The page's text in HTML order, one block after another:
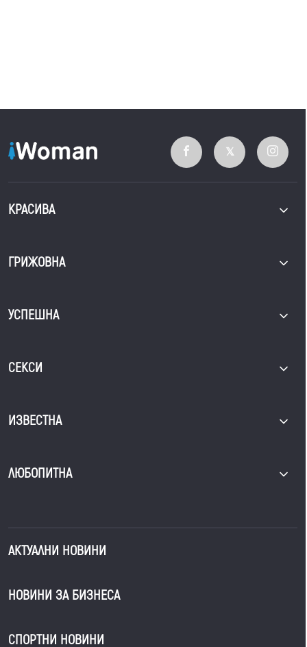
КРАСИВА
ГРИЖОВНА
УСПЕШНА
СЕКСИ
ИЗВЕСТНА
ЛЮБОПИТНА
АКТУАЛНИ НОВИНИ
НОВИНИ ЗА БИЗНЕСА
СПОРТНИ НОВИНИ